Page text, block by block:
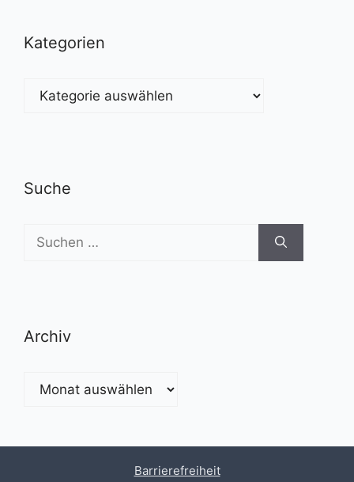
Kategorien
Kategorien
Suche
Suchen
nach:
Archiv
Archiv
Barrierefreiheit